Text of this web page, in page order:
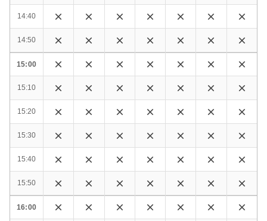
14:40
14:50
15:00
15:10
15:20
15:30
15:40
15:50
16:00